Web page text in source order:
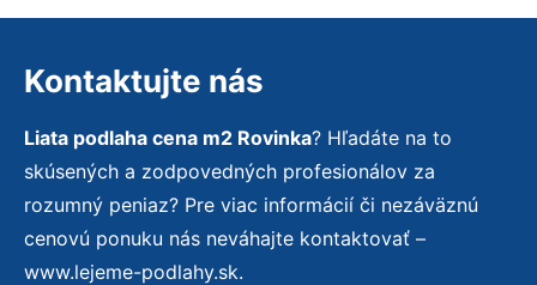
Kontaktujte nás
Liata podlaha cena m2 Rovinka? Hľadáte na to
skúsených a zodpovedných profesionálov za
rozumný peniaz? Pre viac informácií či nezáväznú
cenovú ponuku nás neváhajte kontaktovať –
www.lejeme-podlahy.sk.